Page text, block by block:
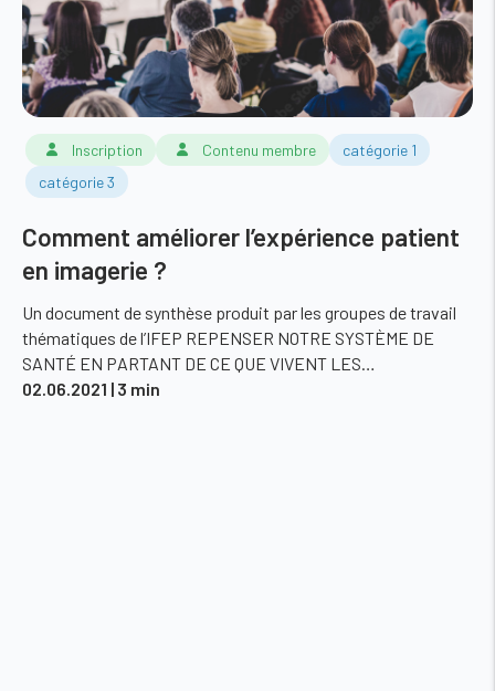
Inscription Contenu membre
catégorie 1
catégorie 3
Comment améliorer l’expérience patient
en imagerie ?
Un document de synthèse produit par les groupes de travail
thématiques de l’IFEP REPENSER NOTRE SYSTÈME DE
SANTÉ EN PARTANT DE CE QUE VIVENT LES…
02.06.2021 | 3 min